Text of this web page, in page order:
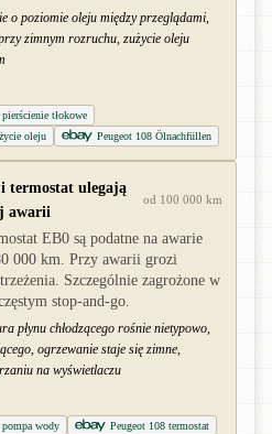
o poziomie oleju między przeglądami,
zimnym rozruchu, zużycie oleju
tłokowe
oleju
Peugeot 108 Ölnachfüllen
termostat ulegają
awarii
od 100 000 km
EB0 są podatne na awarie
000 km. Przy awarii grozi
Szczególnie zagrożone w
stop-and-go.
płynu chłodzącego rośnie nietypowo,
ogrzewanie staje się zimne,
na wyświetlaczu
wody
Peugeot 108 termostat